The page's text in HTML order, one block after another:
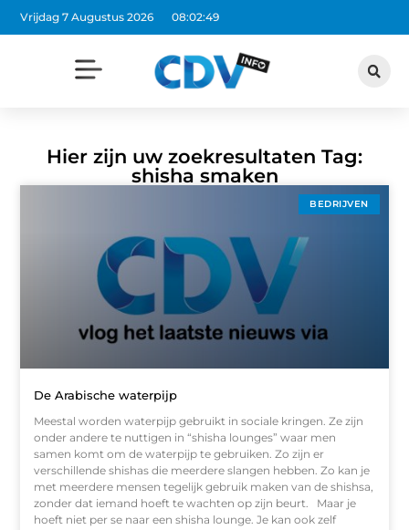
Vrijdag 7 Augustus 2026 08:02:49
Hier zijn uw zoekresultaten Tag:
shisha smaken
BEDRIJVEN
De Arabische waterpijp
Meestal worden waterpijp gebruikt in sociale kringen. Ze zijn
onder andere te nuttigen in “shisha lounges” waar men
samen komt om de waterpijp te gebruiken. Zo zijn er
verschillende shishas die meerdere slangen hebben. Zo kan je
met meerdere mensen tegelijk gebruik maken van de shishsa,
zonder dat iemand hoeft te wachten op zijn beurt. Maar je
hoeft niet per se naar een shisha lounge. Je kan ook zelf